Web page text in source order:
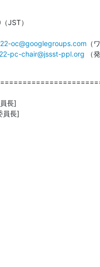
JST）
oc@googlegroups.com （
pc-chair@jssst-ppl.org （
長]
員長]